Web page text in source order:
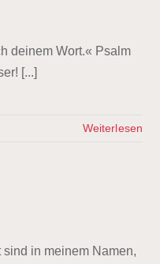
deinem Wort.« Psalm
[...]
Weiterlesen
in meinem Namen,